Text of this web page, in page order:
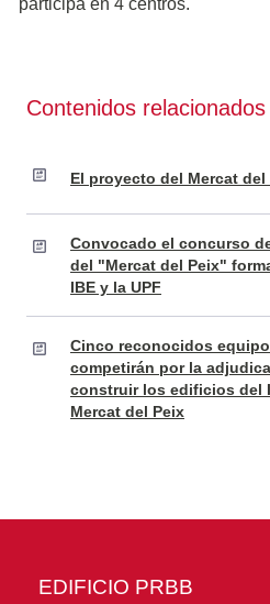
participa en 4 centros.
Contenidos relacionados
El proyecto del Mercat
Convocado el concurso
del "Mercat del Peix"
IBE y la UPF
Cinco reconocidos
competirán por la
construir los edificios del
Mercat del Peix
EDIFICIO PRBB